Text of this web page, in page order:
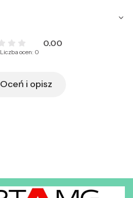
0.00
Liczba ocen: 0
Oceń i opisz